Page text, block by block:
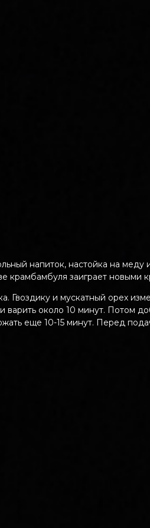
напиток, настойка на меду
крамбамбуля заиграет новыми
Гвоздику и мускатный орех
варить около 10 минут. Потом
еще 10-15 минут. Перед